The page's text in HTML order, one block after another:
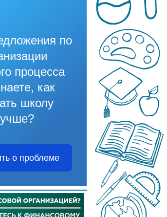
по
процесса
как
школу
о проблеме